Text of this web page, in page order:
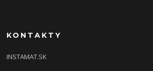
KONTAKTY
INSTAMAT.SK